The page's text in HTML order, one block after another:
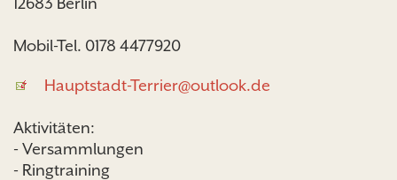
Mobil-Tel. 0178 4477920
Hauptstadt-Terrier@outlook.de
Aktivitäten:
- Versammlungen
- Ringtraining